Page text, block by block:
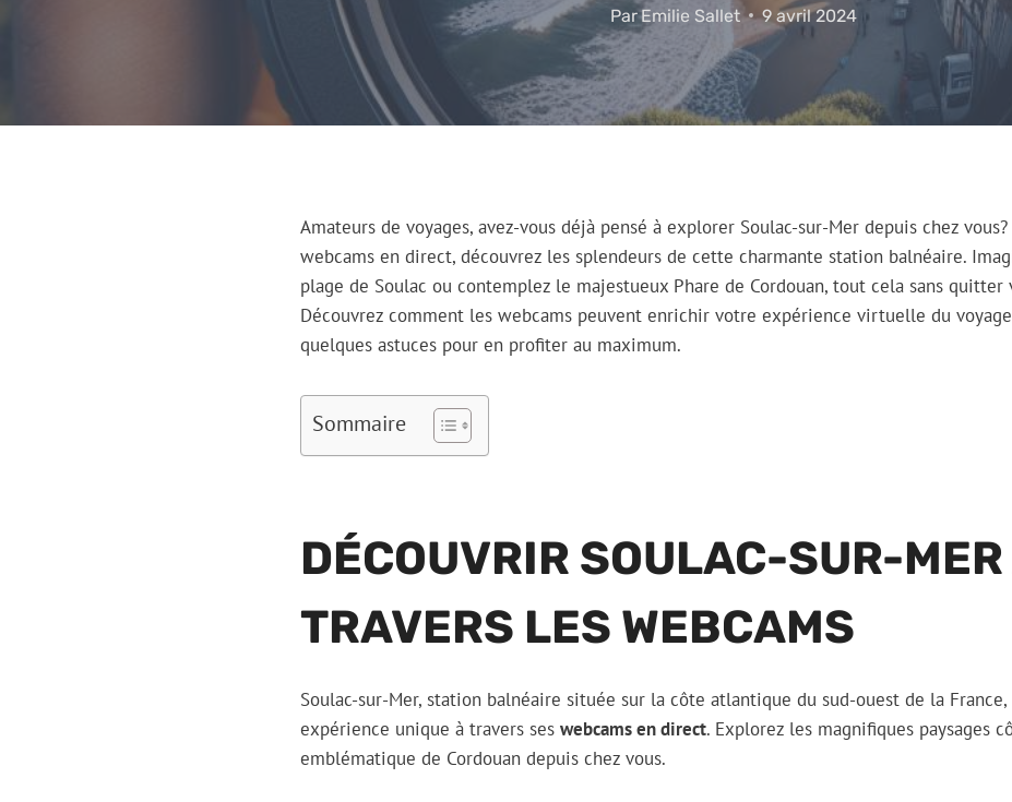
ParEmilie Sallet 9 avril 2024
Amateurs de voyages, avez-vous déjà pensé à explorer Soulac-sur-Mer depuis chez vous?
webcams en direct, découvrez les splendeurs de cette charmante station balnéaire.
plage de Soulac ou contemplez le majestueux Phare de Cordouan, tout cela sans quitter
Découvrez comment les webcams peuvent enrichir votre expérience virtuelle du
quelques astuces pour en profiter au maximum.
Sommaire
DÉCOUVRIR SOULAC-SUR-MER
TRAVERS LES WEBCAMS
Soulac-sur-Mer, station balnéaire située sur la côte atlantique du sud-ouest de la
expérience unique à travers ses webcams en direct. Explorez les magnifiques paysages
emblématique de Cordouan depuis chez vous.